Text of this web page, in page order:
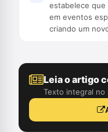
estabelece que
em eventos
criando um
Leia o artigo
Texto integral no